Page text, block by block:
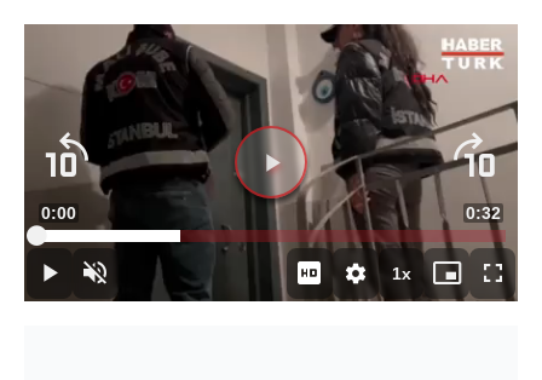
DuraklatSesi
Aç
Süre
0:00 Toplam
Süre
0:32
Yüklendi:
30.62%
1xOynatma
Hızı
Mini
oynatıcı
Tam
Ekran